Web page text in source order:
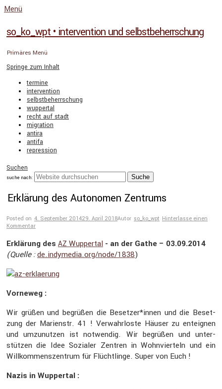
Menü
so_ko_wpt • intervention und selbstbeherrschung
Primäres Menü
Springe zum Inhalt
termine
intervention
selbstbeherrschung
wuppertal
recht auf stadt
migration
antira
antifa
repression
Suchen
suche nach:
Erklärung des Autonomen Zentrums
Posted on 4. September 201429. April 2018Autor so_ko_wpt Hinterlasse einen
Kommentar
Erklä­rung des AZ Wuppertal - an der Gathe – 03.09.2014
(Quelle :de​.indymedia​.org/​n​o​d​e​/​1​838)
Vorneweg :
Wir grüßen und begrüßen die Besetzer*innen und die Beset­
zung der Marienstr. 41 ! Verwahr­loste Häuser zu enteignen
und umzunutzen ist notwendig. Wir begrüßen und unter­
stützen die Idee Sozialer Zentren in Wohnvier­teln und ein
Willkom­mens­zen­trum für Flücht­linge. Super von Euch !
Nazis in Wuppertal :